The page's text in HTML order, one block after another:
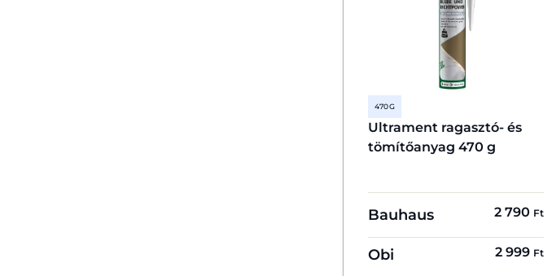
470 G
Ultrament ragasztó- és
tömítőanyag 470 g
Bauhaus 2 790 Ft
Obi 2 999 Ft